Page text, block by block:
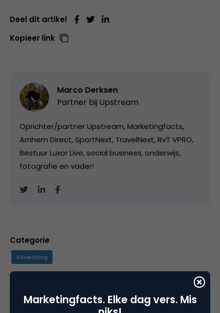
Deel dit artikel
Kopieer link
Marco Derksen
Partner bij Upstream
Oprichter/partner Upstream, Marketingfacts,
Arnhem Direct, SportNext, TravelNext, RvT VPRO,
Bestuur Luxor Live, social business, onderwijs,
fotografie en vader!
Categorie
Advertising
onderzoek, online advertising
Marketingfacts. Elke dag vers. Mis